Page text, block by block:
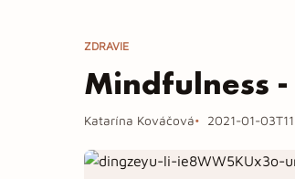
ZDRAVIE
Mindfulness
Katarína Kováčová 2021-01-